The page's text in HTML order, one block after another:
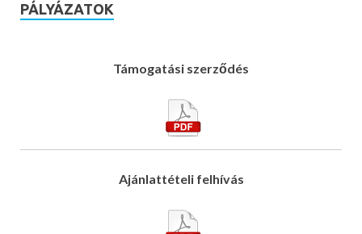
PÁLYÁZATOK
Támogatási szerződés
Ajánlattételi felhívás